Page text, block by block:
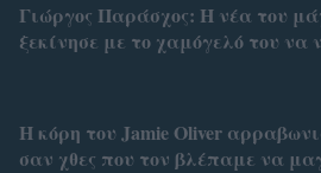
Γιώργος Παράσχος: Η νέα του
ξεκίνησε με το χαμόγελό του να
Η κόρη του Jamie Oliver
σαν χθες που τον βλέπαμε να